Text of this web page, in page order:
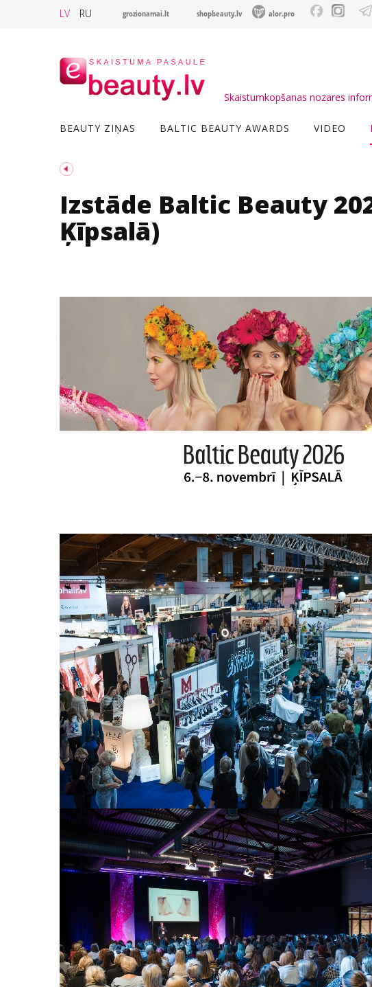
LV RU grozionamai.lt shopbeauty.lv alor.pro
Skaistumkopšanas nozares
BEAUTY ZIŅAS BALTIC BEAUTY AWARDS VIDEO
Izstāde Baltic Beauty
Ķīpsalā)